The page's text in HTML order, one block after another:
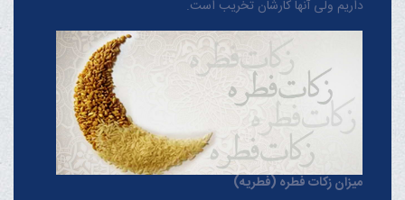
داریم ولی آنها کارشان تخریب است.
میزان زکات فطره (فطریه)